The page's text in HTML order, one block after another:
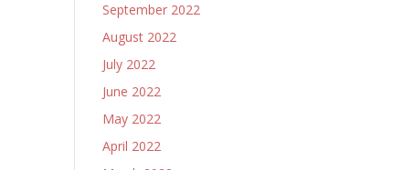
September 2022
August 2022
July 2022
June 2022
May 2022
April 2022